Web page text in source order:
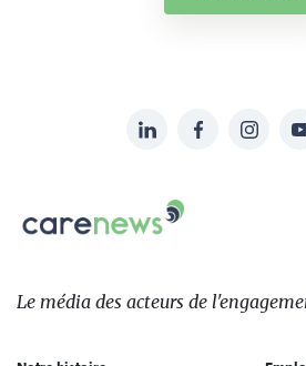
sur:
LinkedInFacebook
Carenews,
Le
des
Le média des acteurs de